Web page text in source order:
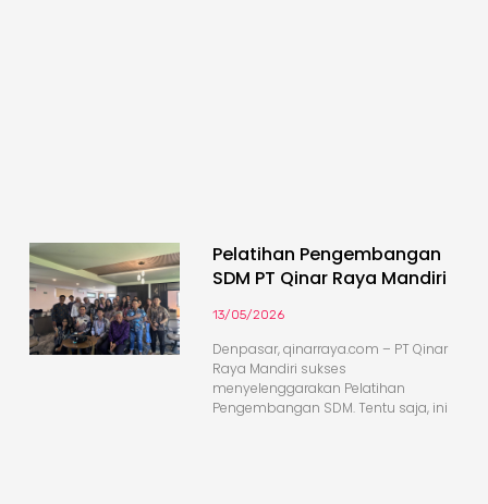
Pelatihan Pengembangan
SDM PT Qinar Raya Mandiri
13/05/2026
Denpasar, qinarraya.com – PT Qinar
Raya Mandiri sukses
menyelenggarakan Pelatihan
Pengembangan SDM. Tentu saja, ini